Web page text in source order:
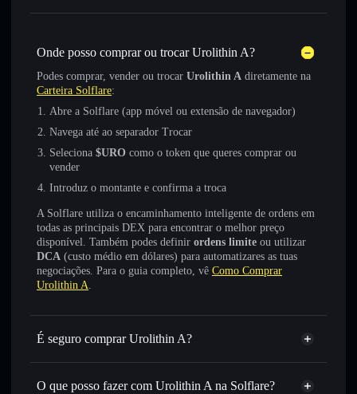
Onde posso comprar ou trocar Urolithin A?
Podes comprar, vender ou trocar Urolithin A diretamente na
Carteira Solflare:
Abre a Solflare (app móvel ou extensão de navegador)
Navega até ao separador Trocar
Seleciona $URO como o token que queres comprar ou
vender
Introduz o montante e confirma a troca
A Solflare utiliza o encaminhamento inteligente de ordens em
todas as principais DEX para encontrar o melhor preço
disponível. Também podes definir ordens limite ou utilizar
DCA (custo médio em dólares) para automatizares as tuas
negociações. Para o guia completo, vê Como Comprar
Urolithin A.
É seguro comprar Urolithin A?
Urolithin A token verificado
O que posso fazer com Urolithin A na Solflare?